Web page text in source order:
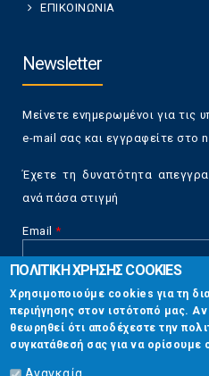
ΕΠΙΚΟΙΝΩΝΙΑ
Newsletter
Μείνετε ενημερωμένοι για τις
e-mail σας και εγγραφείτε στο
Έχετε τη δυνατότητα
ανά πάσα στιγμή
Email *
CAPTCHA
This
question is
for testing
whether or
not you are a
Επικοινωνία
Στουρνάρη 17, Αθήνα 10683
ΠΟΛΙΤΙΚΗ ΧΡΗΣΗΣ COOKIES
Χρησιμοποιούμε cookies για τη
περιήγησης στον ιστότοπό μας.
θεωρηθεί ότι αποδέχεστε την
συγκατάθεσή σας για να ορίσουμε